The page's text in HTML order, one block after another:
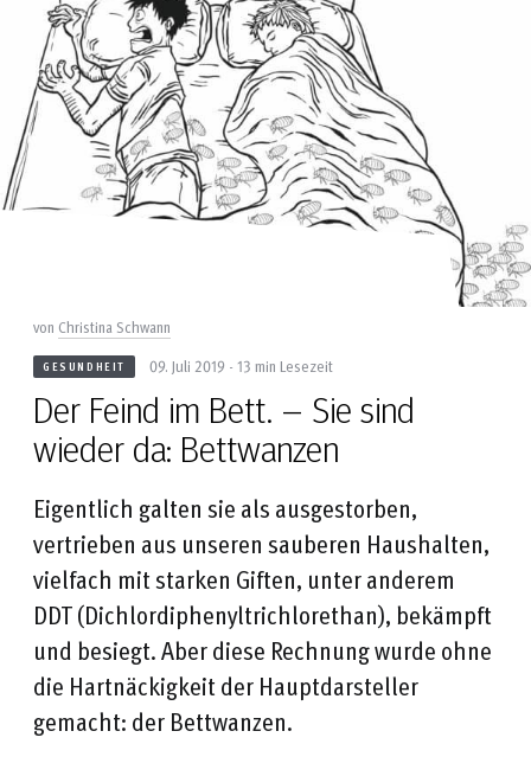
von Christina Schwann
GESUNDHEIT 09. Juli 2019 - 13 min Lesezeit
Der Feind im Bett. – Sie sind
wieder da: Bettwanzen
Eigentlich galten sie als ausgestorben,
vertrieben aus unseren sauberen Haushalten,
vielfach mit starken Giften, unter anderem
DDT (Dichlordiphenyltrichlorethan), bekämpft
und besiegt. Aber diese Rechnung wurde ohne
die Hartnäckigkeit der Hauptdarsteller
gemacht: der Bettwanzen.